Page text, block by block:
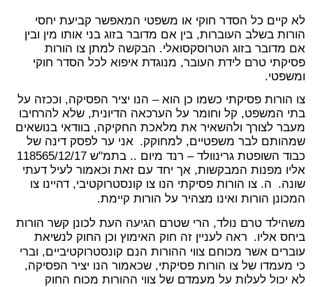
לא קיים כל הסדר חוקי או משפטי המאפשר קביעת יחסי
הורות בשלב העוברות, בין אם מדובר בזוג בני אותו מין ובין
אם מדובר בזוג הטרוסקסואלי. הבקשה למתן צו הורות
פסיקתי טרם לידת העובר, מנוגדת איפוא לכל הסדר חוקי
ומשפטי.
צו הורות פסיקתי כשמו כן הוא – הנו יציר הפסיקה, וככזה על
בתי המשפט, קל וחומר על הערכאה הדיונית, שלא להרחיבו
מעבר לצורך ולהשאיר את מלאכת החקיקה, בוודאי בנושאים
שמהותם לבר משפטיים, למחוקק. אני ער לפסק דינה של
כבוד השופטת גרינוולד – רנד מיום .. בתמ"ש 118565/12/17
אליו מפנות המבקשות, אך יחד עם זאת וכאמור לעיל דעתי
שונה. ה. צו הורות פסיקתי הנו צו קונסטרוקטיבי, דהיינו צו
המכונן הורות ואינו מצהיר על הורות קיימת.
משהילד טרם נולד, הרי שטרם הגיעה העת לכונן קשר הורות
ביחס אליו. ראה לעניין זה חוק האימוץ וכן החוק לנשיאת
עוברים אשר מכוחם צווי ההורות הנם קונסטרוקטיביים, וברי
כי מעמדו של צו הורות פסיקתי, שכאמור הנו יציר הפסיקה,
לא יכול לעלות על מעמדם של צווי ההורות מכוח החוק